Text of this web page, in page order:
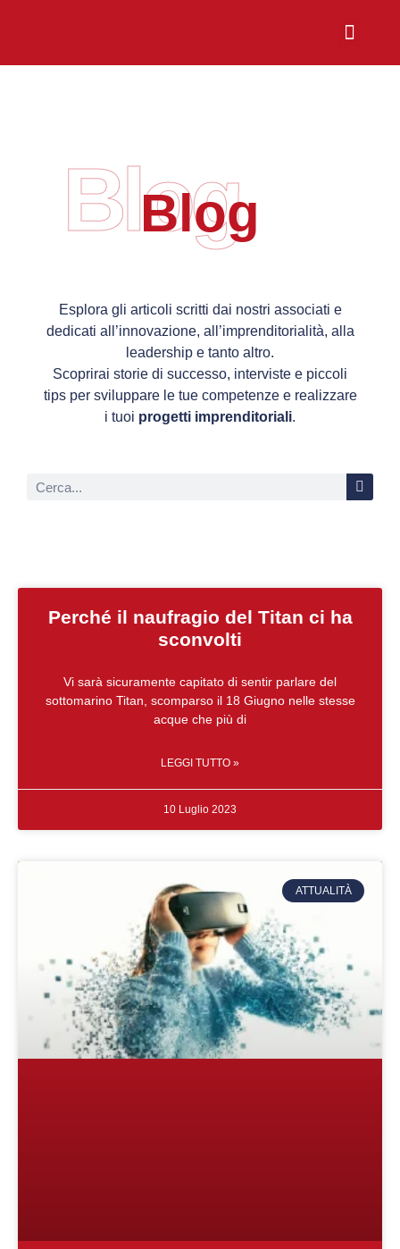
Blog
Blog
Esplora gli articoli scritti dai nostri associati e
dedicati all’innovazione, all’imprenditorialità, alla
leadership e tanto altro.
Scoprirai storie di successo, interviste e piccoli
tips per sviluppare le tue competenze e realizzare
i tuoi progetti imprenditoriali.
Perché il naufragio del Titan ci ha
sconvolti
Vi sarà sicuramente capitato di sentir parlare del
sottomarino Titan, scomparso il 18 Giugno nelle stesse
acque che più di
LEGGI TUTTO »
10 Luglio 2023
ATTUALITÀ